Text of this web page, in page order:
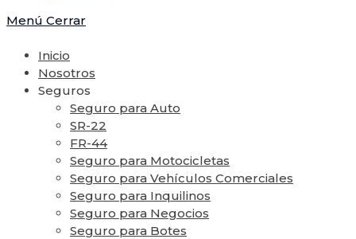
Menú Cerrar
Inicio
Nosotros
Seguros
Seguro para Auto
SR-22
FR-44
Seguro para Motocicletas
Seguro para Vehículos Comerciales
Seguro para Inquilinos
Seguro para Negocios
Seguro para Botes